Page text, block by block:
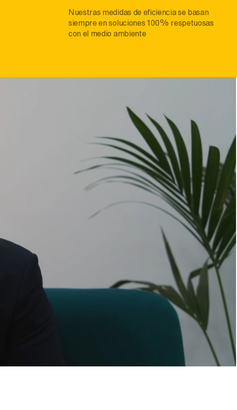
Nuestras medidas de eficiencia se basan
siempre en soluciones 100% respetuosas
con el medio ambiente